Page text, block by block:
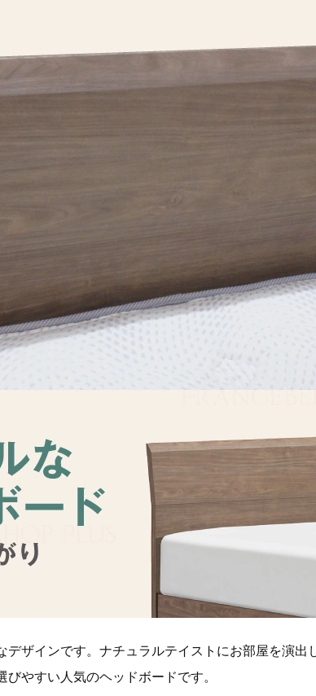
デザインです。ナチュラルテイストにお部屋を演出
やすい人気のヘッドボードです。